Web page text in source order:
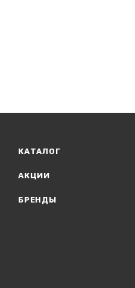
КАТАЛОГ
АКЦИИ
БРЕНДЫ